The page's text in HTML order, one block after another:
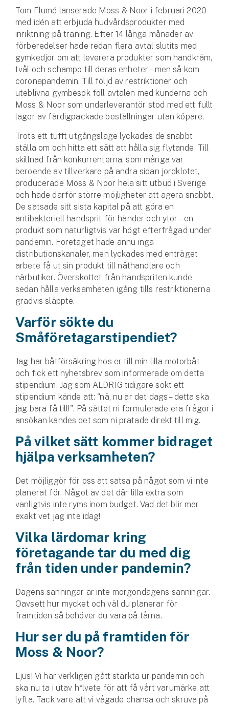
Hundförsäkring
Jakthundsförsäkring
Kattförsäkring
Djurförsäkring
Hem & hus
Hemförsäkring
Villaförsäkring
Bostadsrättsförsäkring
Hyresrättsförsäkring
Fritidshusförsäkring
Företag
Företagsförsäkring
Bilförsäkring för företag
Släpvagnsförsäkring
För förmedlare
Gruppförsäkringar
Kommunolycksfall
Försäkring via förmedlare
Se alla försäkringar
Tom Flumé lanserade Moss & Noor i februari 2020
med idén att erbjuda hudvårdsprodukter med
inriktning på träning. Efter 14 långa månader av
förberedelser hade redan flera avtal slutits med
gymkedjor om att leverera produkter som handkräm,
tvål och schampo till deras enheter – men så kom
coronapandemin. Till följd av restriktioner och
uteblivna gymbesök föll avtalen med kunderna och
Moss & Noor som underleverantör stod med ett fullt
lager av färdigpackade beställningar utan köpare.
Trots ett tufft utgångsläge lyckades de snabbt
ställa om och hitta ett sätt att hålla sig flytande. Till
skillnad från konkurrenterna, som många var
beroende av tillverkare på andra sidan jordklotet,
producerade Moss & Noor hela sitt utbud i Sverige
och hade därför större möjligheter att agera snabbt.
De satsade sitt sista kapital på att göra en
antibakteriell handsprit för händer och ytor – en
produkt som naturligtvis var högt efterfrågad under
pandemin. Företaget hade ännu inga
distributionskanaler, men lyckades med enträget
arbete få ut sin produkt till näthandlare och
närbutiker. Överskottet från handspriten kunde
sedan hålla verksamheten igång tills restriktionerna
gradvis släppte.
Varför sökte du
Småföretagarstipendiet?
Jag har båtförsäkring hos er till min lilla motorbåt
och fick ett nyhetsbrev som informerade om detta
stipendium. Jag som ALDRIG tidigare sökt ett
stipendium kände att: "nä, nu är det dags – detta ska
jag bara få till!". På sättet ni formulerade era frågor i
ansökan kändes det som ni pratade direkt till mig.
På vilket sätt kommer bidraget
hjälpa verksamheten?
Det möjliggör för oss att satsa på något som vi inte
planerat för. Något av det där lilla extra som
vanligtvis inte ryms inom budget. Vad det blir mer
exakt vet jag inte idag!
Vilka lärdomar kring
företagande tar du med dig
från tiden under pandemin?
Dagens sanningar är inte morgondagens sanningar.
Oavsett hur mycket och väl du planerar för
framtiden så behöver du vara på tårna.
Hur ser du på framtiden för
Moss & Noor?
Ljus! Vi har verkligen gått stärkta ur pandemin och
ska nu ta i utav h*lvete för att få vårt varumärke att
lyfta. Tack vare att vi vågade chansa och skruva på